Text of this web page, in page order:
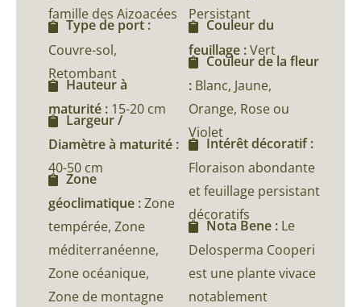
famille des Aizoacées
Type de port :
Couvre-sol,
Retombant
Hauteur à
maturité : 15-20 cm
Largeur /
Diamètre à maturité :
40-50 cm
Zone
géoclimatique :Zone
tempérée, Zone
méditerranéenne,
Zone océanique,
Zone de montagne
Persistant
Couleur du
feuillage :Vert
Couleur de la fleur
: Blanc, Jaune,
Orange, Rose ou
Violet
Intérêt décoratif :
Floraison abondante
et feuillage persistant
décoratifs
Nota Bene : Le
Delosperma Cooperi
est une plante vivace
notablement